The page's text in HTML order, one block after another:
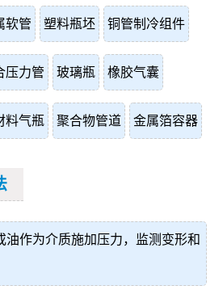
软管 塑料瓶坯 铜管制冷组件
压力管 玻璃瓶 橡胶气囊
料气瓶 聚合物管道 金属箔容器
油作为介质施加压力，监测变形和